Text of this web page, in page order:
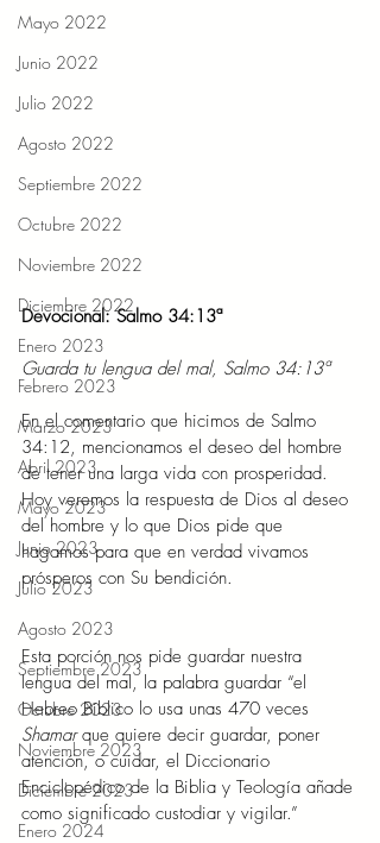
Mayo 2022
Junio 2022
Julio 2022
Agosto 2022
Septiembre 2022
Octubre 2022
Noviembre 2022
Diciembre 2022
Enero 2023
Febrero 2023
Marzo 2023
Abril 2023
Mayo 2023
Junio 2023
Julio 2023
Agosto 2023
Septiembre 2023
Octubre 2023
Noviembre 2023
Diciembre 2023
Enero 2024
Devocional: Salmo 34:13ª
Guarda tu lengua del mal, Salmo 34:13ª
En el comentario que hicimos de Salmo
34:12, mencionamos el deseo del hombre
de tener una larga vida con prosperidad.
Hoy veremos la respuesta de Dios al deseo
del hombre y lo que Dios pide que
hagamos para que en verdad vivamos
prósperos con Su bendición.
Esta porción nos pide guardar nuestra
lengua del mal, la palabra guardar “el
Hebreo Bíblico lo usa unas 470 veces
Shamar que quiere decir guardar, poner
atención, o cuidar, el Diccionario
Enciclopédico de la Biblia y Teología añade
como significado custodiar y vigilar.”